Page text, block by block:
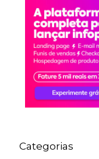
Categorias